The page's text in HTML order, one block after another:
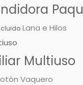
Lana e Hilos
Multiuso
Vaquero